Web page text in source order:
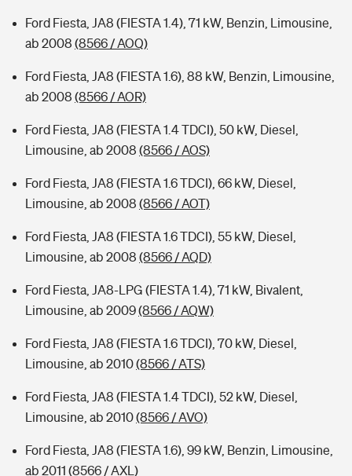
Ford Fiesta, JA8 (FIESTA 1.4), 71 kW, Benzin, Limousine,
ab 2008 (8566 / AOQ)
Ford Fiesta, JA8 (FIESTA 1.6), 88 kW, Benzin, Limousine,
ab 2008 (8566 / AOR)
Ford Fiesta, JA8 (FIESTA 1.4 TDCI), 50 kW, Diesel,
Limousine, ab 2008 (8566 / AOS)
Ford Fiesta, JA8 (FIESTA 1.6 TDCI), 66 kW, Diesel,
Limousine, ab 2008 (8566 / AOT)
Ford Fiesta, JA8 (FIESTA 1.6 TDCI), 55 kW, Diesel,
Limousine, ab 2008 (8566 / AQD)
Ford Fiesta, JA8-LPG (FIESTA 1.4), 71 kW, Bivalent,
Limousine, ab 2009(8566 / AQW)
Ford Fiesta, JA8 (FIESTA 1.6 TDCI), 70 kW, Diesel,
Limousine, ab 2010(8566 / ATS)
Ford Fiesta, JA8 (FIESTA 1.4 TDCI), 52 kW, Diesel,
Limousine, ab 2010(8566 / AVO)
Ford Fiesta, JA8 (FIESTA 1.6), 99 kW, Benzin, Limousine,
ab 2011 (8566 / AXL)